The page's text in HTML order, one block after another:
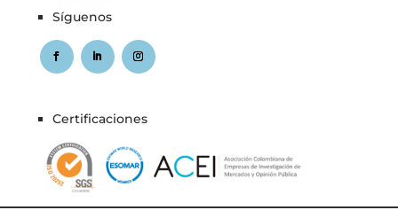
Síguenos
Certificaciones